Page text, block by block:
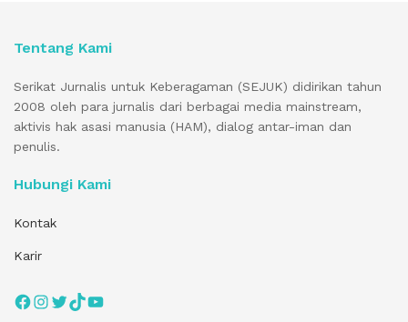
Tentang Kami
Serikat Jurnalis untuk Keberagaman (SEJUK) didirikan tahun
2008 oleh para jurnalis dari berbagai media mainstream,
aktivis hak asasi manusia (HAM), dialog antar-iman dan
penulis.
Hubungi Kami
Kontak
Karir
Facebook
Instagram
Twitter
TikTokYouTube